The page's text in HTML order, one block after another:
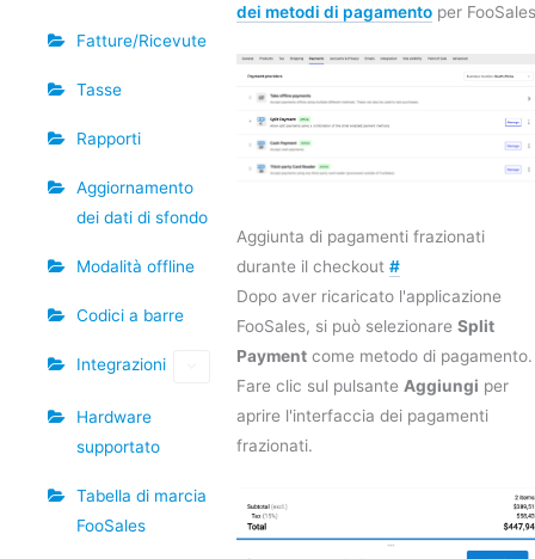
Fatture/Ricevute
Tasse
Rapporti
Aggiornamento
dei dati di sfondo
Modalità offline
Codici a barre
Integrazioni
Hardware
supportato
Tabella di marcia
FooSales
dei metodi di pagamento per
Aggiunta di pagamenti frazionati
durante il checkout #
Dopo aver ricaricato l'applicazione
FooSales, si può selezionare Split
Payment come metodo di pagamento.
Fare clic sul pulsante Aggiungi per
aprire l'interfaccia dei pagamenti
frazionati.